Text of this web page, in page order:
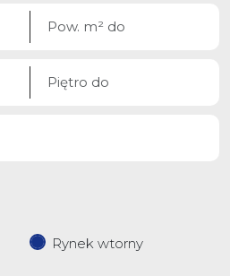
Rynek wtorny